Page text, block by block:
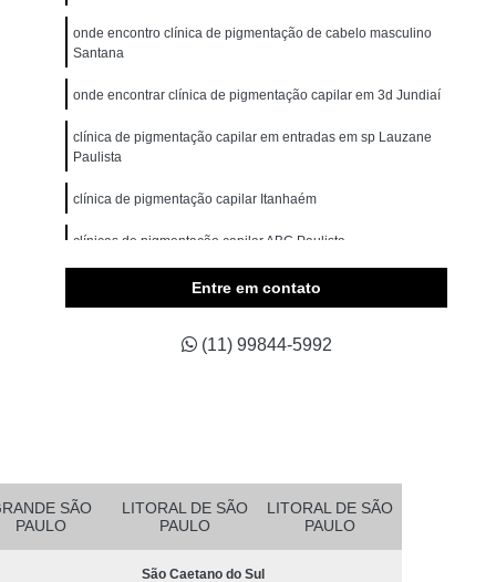
Micropigmentação Cabelo Feminino
Micropigmentação Cabelo Masculino
Micropigmentação Capilar 4d
Testa
Micropigmentação Capilar Fio a Fio
Micropigmentação Capilar Realista
Micropigmentação de Cabelo 3d
Micropigmentação Masculina Cabelo
Barba Fio a Fio Rio Grande da Serra
do Sul
Micropigmentação em Barba Mauá
onde encontro clínica de pigmentação de cabelo masculino
Santana
onde encontrar clínica de pigmentação capilar em 3d Jundiaí
clínica de pigmentação capilar em entradas em sp Lauzane
Paulista
clínica de pigmentação capilar Itanhaém
clínicas de pigmentação capilar ABC Paulista
clínica de pigmentação na careca Santos
Entre em contato
(11) 99844-5992
SÃO
PAULO
LITORAL DE SÃO
PAULO
LITORAL DE SÃO
PAULO
São Caetano do Sul